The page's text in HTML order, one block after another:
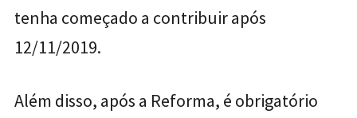
tenha começado a contribuir após
12/11/2019.
Além disso, após a Reforma, é obrigatório